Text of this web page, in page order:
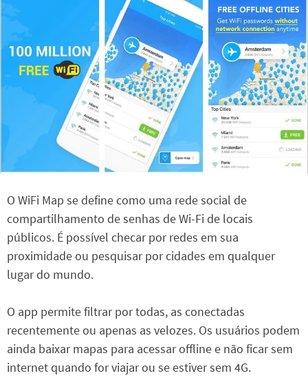
O WiFi Map se define como uma rede social de
compartilhamento de senhas de Wi-Fi de locais
públicos. É possível checar por redes em sua
proximidade ou pesquisar por cidades em qualquer
lugar do mundo.
O app permite filtrar por todas, as conectadas
recentemente ou apenas as velozes. Os usuários podem
ainda baixar mapas para acessar offline e não ficar sem
internet quando for viajar ou se estiver sem 4G.